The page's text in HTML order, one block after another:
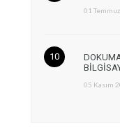
01
05 Kasım